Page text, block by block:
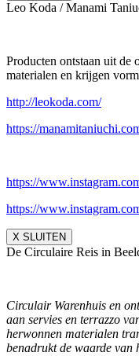
Leo Koda / Manami
Producten ontstaan uit de
materialen en krijgen
http://leokoda.com/
https://
https://
https://
X SLUITEN
De Circulaire Reis in
Circulair Warenhuis en
aan servies en terrazzo
herwonnen materialen
benadrukt de waarde van